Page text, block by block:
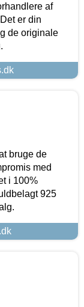
af
er din
de originale
bruge de
med
i 100%
925